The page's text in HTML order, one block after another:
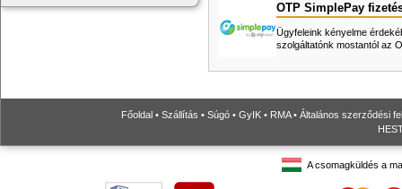
OTP SimplePay
Ügyfeleink kényelme
szolgáltatónk mostantól az
Főoldal • Szállítás • Súgó • GyIK • RMA• Általános szerződési
A csomagküldés a